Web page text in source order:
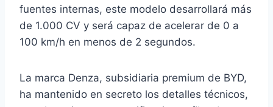
fuentes internas, este modelo desarrollará más
de 1.000 CV y será capaz de acelerar de 0 a
100 km/h en menos de 2 segundos.
La marca Denza, subsidiaria premium de BYD,
ha mantenido en secreto los detalles técnicos,